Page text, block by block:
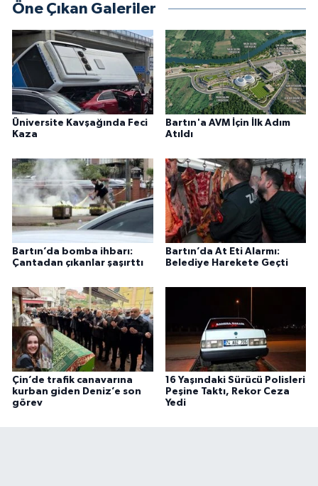
Öne Çıkan Galeriler
Üniversite Kavşağında Feci
Kaza
Bartın'a AVM İçin İlk Adım
Atıldı
Bartın’da bomba ihbarı:
Çantadan çıkanlar şaşırttı
Bartın’da At Eti Alarmı:
Belediye Harekete Geçti
Çin’de trafik canavarına
kurban giden Deniz’e son
görev
16 Yaşındaki Sürücü Polisleri
Peşine Taktı, Rekor Ceza
Yedi